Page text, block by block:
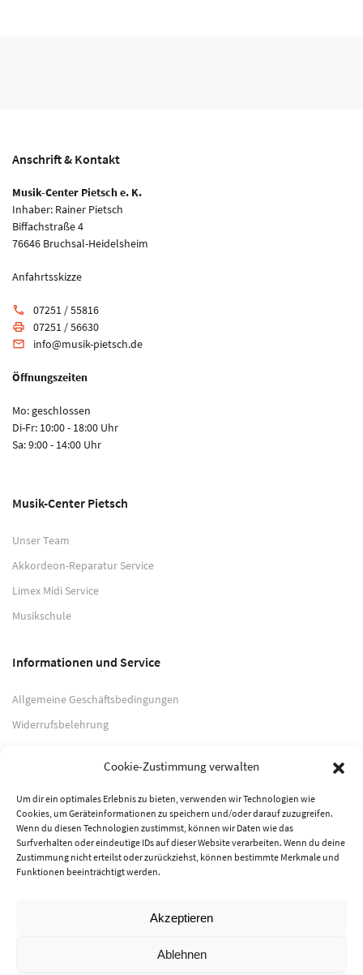
Cookie-Zustimmung verwalten
Um dir ein optimales Erlebnis zu bieten, verwenden wir Technologien wie
Cookies, um Geräteinformationen zu speichern und/oder darauf zuzugreifen.
Wenn du diesen Technologien zustimmst, können wir Daten wie das
Surfverhalten oder eindeutige IDs auf dieser Website verarbeiten. Wenn du deine
Zustimmung nicht erteilst oder zurückziehst, können bestimmte Merkmale und
Funktionen beeinträchtigt werden.
Akzeptieren
Ablehnen
Anschrift & Kontakt
Musik-Center Pietsch e. K.
Inhaber: Rainer Pietsch
Biffachstraße 4
76646 Bruchsal-Heidelsheim
Anfahrtsskizze
phone 07251 / 55816
print 07251 / 56630
email info@musik-pietsch.de
Öffnungszeiten
Mo: geschlossen
Di-Fr: 10:00 - 18:00 Uhr
Sa: 9:00 - 14:00 Uhr
Musik-Center Pietsch
Unser Team
Akkordeon-Reparatur Service
Limex Midi Service
Musikschule
Informationen und Service
Allgemeine Geschäftsbedingungen
Widerrufsbelehrung
Datenschutzerklärung
Zahlungsarten
PayPal